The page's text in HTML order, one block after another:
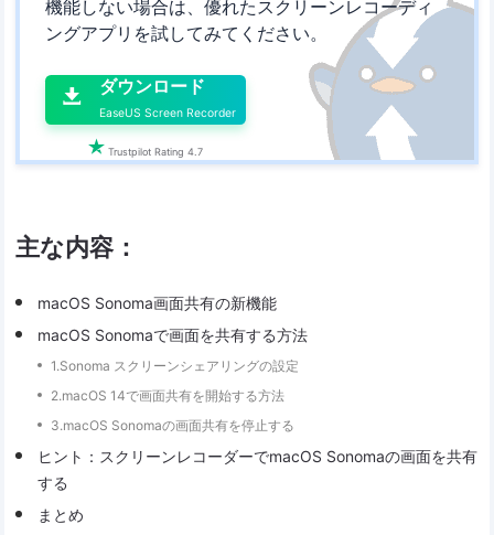
機能しない場合は、優れたスクリーンレコーディ
ングアプリを試してみてください。

 ダウンロード
EaseUS Screen Recorder
 Trustpilot Rating 4.7
主な内容：
macOS Sonoma画面共有の新機能
macOS Sonomaで画面を共有する方法
1.Sonoma スクリーンシェアリングの設定
2.macOS 14で画面共有を開始する方法
3.macOS Sonomaの画面共有を停止する
ヒント：スクリーンレコーダーでmacOS Sonomaの画面を共有
する
まとめ